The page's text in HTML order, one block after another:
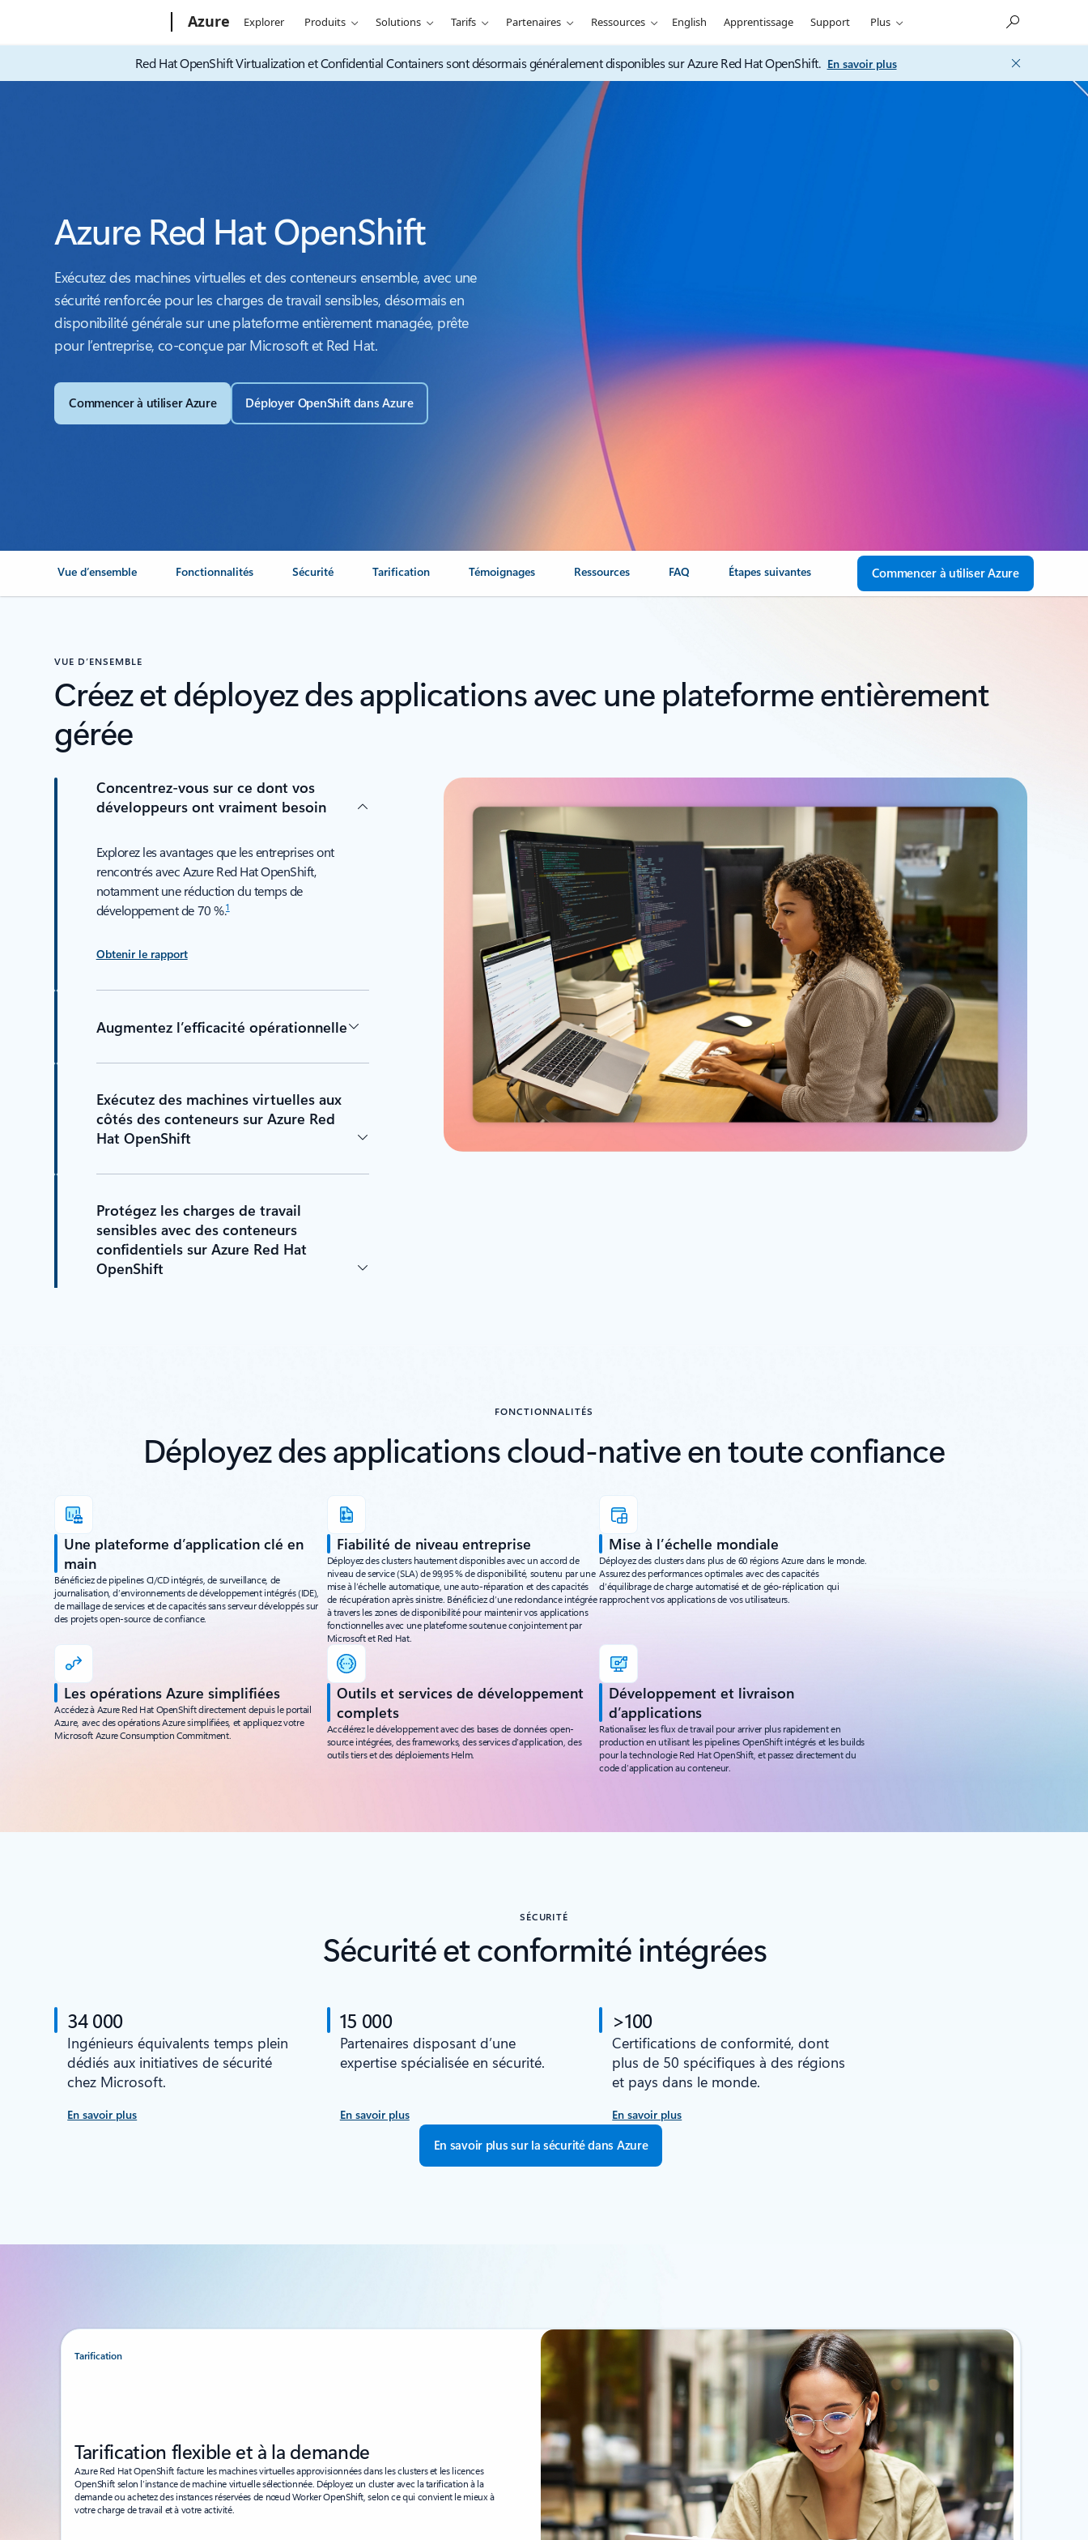
Azure Explorer Produits Solutions Tarifs Partenaires Ressources English Apprentissage Support Plus
Red Hat OpenShift Virtualization et Confidential Containers sont désormais généralement disponibles sur Azure Red Hat OpenShift. En savoir plus
Azure Red Hat OpenShift
Exécutez des machines virtuelles et des conteneurs ensemble, avec une
sécurité renforcée pour les charges de travail sensibles, désormais en
disponibilité générale sur une plateforme entièrement managée, prête
pour l’entreprise, co-conçue par Microsoft et Red Hat.
Commencer à utiliser Azure Déployer OpenShift dans Azure
Vue d’ensemble Fonctionnalités Sécurité Tarification Témoignages Ressources FAQ Étapes suivantes Commencer à utiliser Azure
VUE D’ENSEMBLE
Créez et déployez des applications avec une plateforme entièrement
gérée
Concentrez-vous sur ce dont vos
développeurs ont vraiment besoin
Explorez les avantages que les entreprises ont
rencontrés avec Azure Red Hat OpenShift,
notamment une réduction du temps de
développement de 70 %.1
Obtenir le rapport
Augmentez l’efficacité opérationnelle
Exécutez des machines virtuelles aux
côtés des conteneurs sur Azure Red
Hat OpenShift
Protégez les charges de travail
sensibles avec des conteneurs
confidentiels sur Azure Red Hat
OpenShift
FONCTIONNALITÉS
Déployez des applications cloud-native en toute confiance
Une plateforme d’application clé en
main
Bénéficiez de pipelines CI/CD intégrés, de surveillance, de
journalisation, d’environnements de développement intégrés (IDE),
de maillage de services et de capacités sans serveur développés sur
des projets open-source de confiance.
Fiabilité de niveau entreprise
Déployez des clusters hautement disponibles avec un accord de
niveau de service (SLA) de 99,95 % de disponibilité, soutenu par une
mise à l’échelle automatique, une auto-réparation et des capacités
de récupération après sinistre. Bénéficiez d’une redondance intégrée
à travers les zones de disponibilité pour maintenir vos applications
fonctionnelles avec une plateforme soutenue conjointement par
Microsoft et Red Hat.
Mise à l’échelle mondiale
Déployez des clusters dans plus de 60 régions Azure dans le monde.
Assurez des performances optimales avec des capacités
d’équilibrage de charge automatisé et de géo-réplication qui
rapprochent vos applications de vos utilisateurs.
Les opérations Azure simplifiées
Accédez à Azure Red Hat OpenShift directement depuis le portail
Azure, avec des opérations Azure simplifiées, et appliquez votre
Microsoft Azure Consumption Commitment.
Outils et services de développement
complets
Accélérez le développement avec des bases de données open-
source intégrées, des frameworks, des services d’application, des
outils tiers et des déploiements Helm.
Développement et livraison
d’applications
Rationalisez les flux de travail pour arriver plus rapidement en
production en utilisant les pipelines OpenShift intégrés et les builds
pour la technologie Red Hat OpenShift, et passez directement du
code d’application au conteneur.
SÉCURITÉ
Sécurité et conformité intégrées
34 000
Ingénieurs équivalents temps plein
dédiés aux initiatives de sécurité
chez Microsoft.
En savoir plus
15 000
Partenaires disposant d’une
expertise spécialisée en sécurité.
En savoir plus
>100
Certifications de conformité, dont
plus de 50 spécifiques à des régions
et pays dans le monde.
En savoir plus
En savoir plus sur la sécurité dans Azure
Tarification
Tarification flexible et à la demande
Azure Red Hat OpenShift facture les machines virtuelles approvisionnées dans les clusters et les licences
OpenShift selon l’instance de machine virtuelle sélectionnée. Déployez un cluster avec la tarification à la
demande ou achetez des instances réservées de nœud Worker OpenShift, selon ce qui convient le mieux à
votre charge de travail et à votre activité.